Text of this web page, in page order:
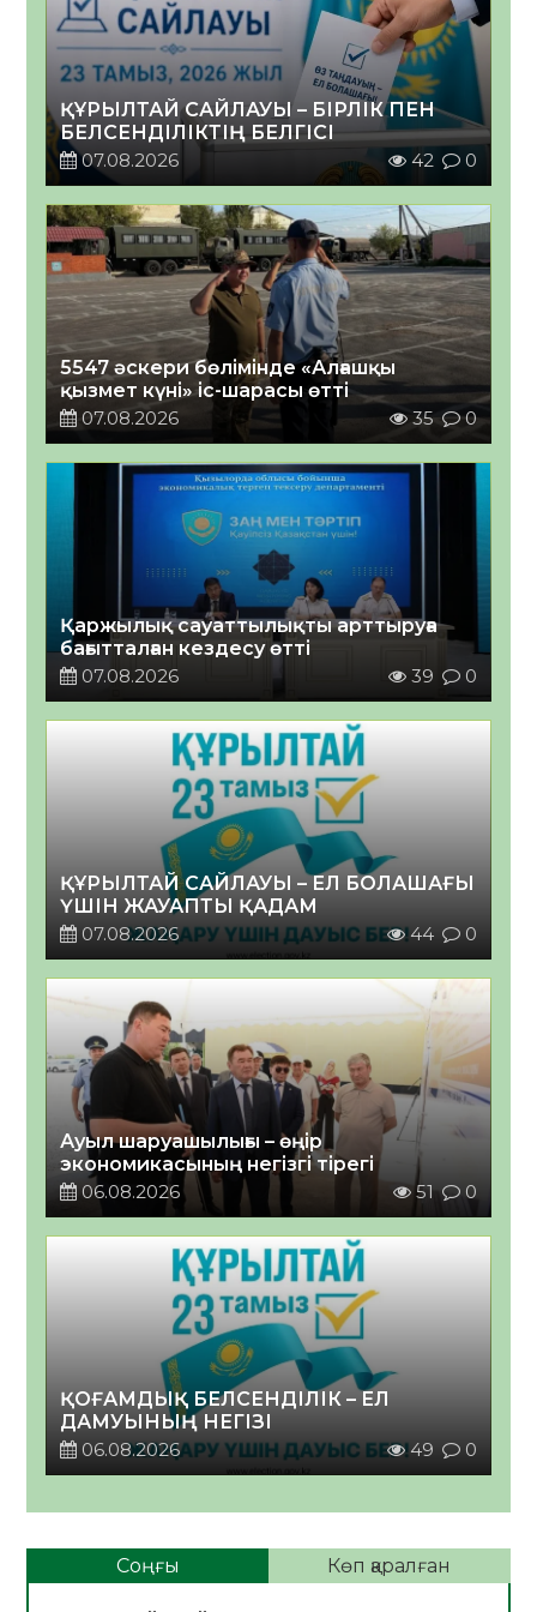
ҚҰРЫЛТАЙ САЙЛАУЫ – БІРЛІК ПЕН
БЕЛСЕНДІЛІКТІҢ БЕЛГІСІ
07.08.2026
42 0
5547 әскери бөлімінде «Алғашқы
қызмет күні» іс-шарасы өтті
07.08.2026
35 0
Қаржылық сауаттылықты арттыруға
бағытталған кездесу өтті
07.08.2026
39 0
ҚҰРЫЛТАЙ САЙЛАУЫ – ЕЛ БОЛАШАҒЫ
ҮШІН ЖАУАПТЫ ҚАДАМ
07.08.2026
44 0
Ауыл шаруашылығы – өңір
экономикасының негізгі тірегі
06.08.2026
51 0
ҚОҒАМДЫҚ БЕЛСЕНДІЛІК – ЕЛ
ДАМУЫНЫҢ НЕГІЗІ
06.08.2026
49 0
Соңғы Көп қаралған